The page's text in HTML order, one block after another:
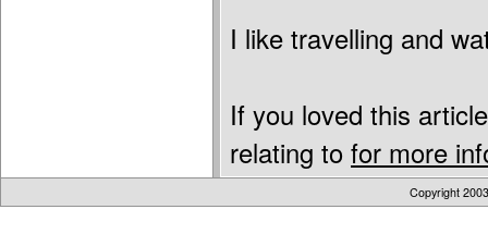
I like travelling and
If you loved this
relating to for more
Copyright